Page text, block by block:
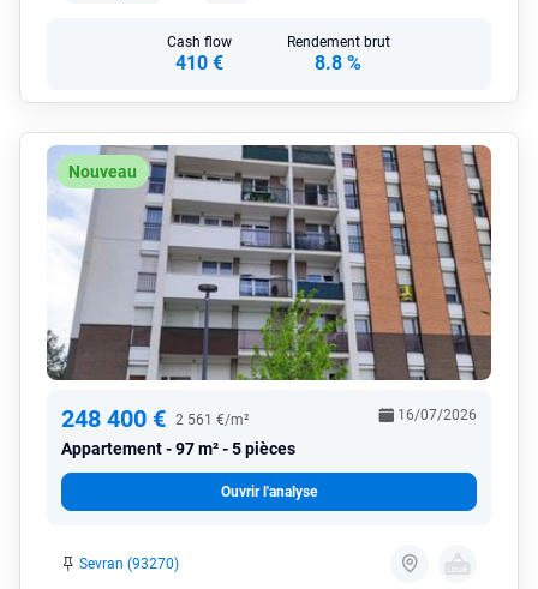
Cash flow
410 €
Rendement brut
8.8 %
Nouveau
248 400 € 2 561 €/m²
Appartement 97 m² - 5 pièces
16/07/2026
Ouvrir l'analyse
Sevran (93270)